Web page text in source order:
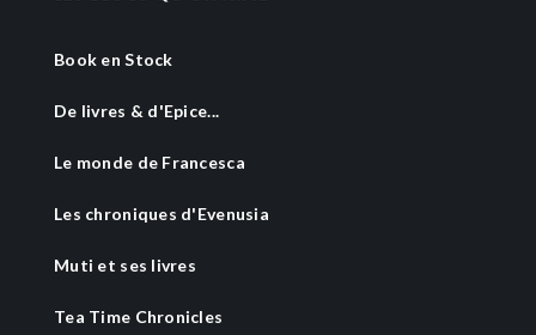
Book en Stock
De livres & d'Epice...
Le monde de Francesca
Les chroniques d'Evenusia
Muti et ses livres
Tea Time Chronicles